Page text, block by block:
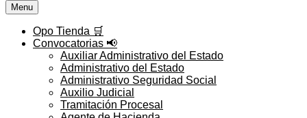
Menu
Opo Tienda 🛒
Convocatorias 📢
Auxiliar Administrativo del Estado
Administrativo del Estado
Administrativo Seguridad Social
Auxilio Judicial
Tramitación Procesal